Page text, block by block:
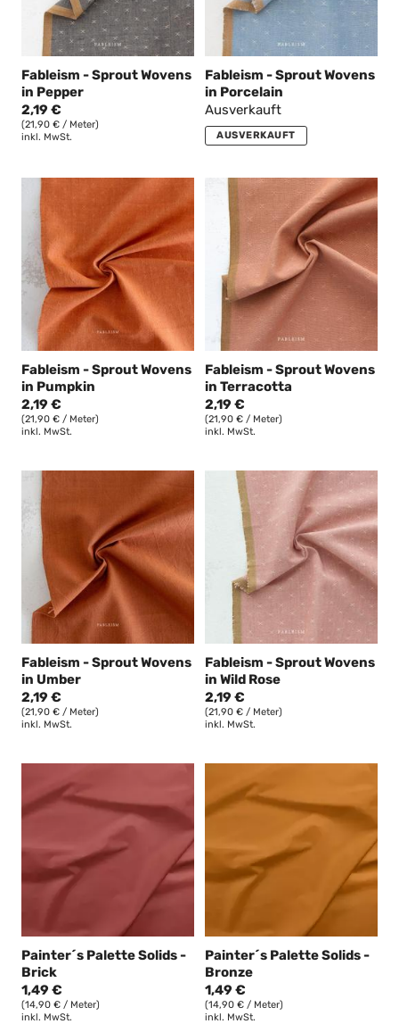
Fableism - Sprout Wovens
in Pepper
2,19 €
(21,90 € / Meter)
inkl. MwSt.
Fableism - Sprout Wovens
in Porcelain
Ausverkauft
AUSVERKAUFT
Fableism - Sprout Wovens
in Pumpkin
2,19 €
(21,90 € / Meter)
inkl. MwSt.
Fableism - Sprout Wovens
in Terracotta
2,19 €
(21,90 € / Meter)
inkl. MwSt.
Fableism - Sprout Wovens
in Umber
2,19 €
(21,90 € / Meter)
inkl. MwSt.
Fableism - Sprout Wovens
in Wild Rose
2,19 €
(21,90 € / Meter)
inkl. MwSt.
Painter´s Palette Solids -
Brick
1,49 €
(14,90 € / Meter)
inkl. MwSt.
Painter´s Palette Solids -
Bronze
1,49 €
(14,90 € / Meter)
inkl. MwSt.